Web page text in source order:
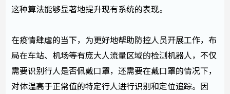
这种算法能够显著地提升现有系统的表现。
在疫情肆虐的当下，为更好地帮助防控人员开展工作，布
局在车站、机场等有庞大人流量区域的检测机器人，不仅
需要识别行人是否佩戴口罩，还需要在戴口罩的情况下，
对体温高于正常值的特定行人进行识别和定位追踪。因